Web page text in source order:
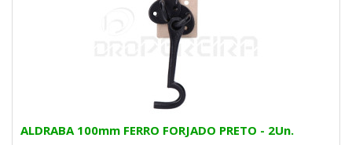
ALDRABA 100mm FERRO FORJADO PRETO - 2Un.